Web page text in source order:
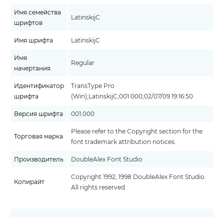
Имя семейства
шрифтов
LatinskijC
Имя шрифта LatinskijC
Имя
начертания
Regular
Идентификатор
шрифта
TransType Pro
(Win);LatinskijC;001.000;02/07/09 19:16:50
Версия шрифта 001.000
Торговая марка
Please refer to the Copyright section for the
font trademark attribution notices.
Производитель DoubleAlex Font Studio
Копирайт
Copyright 1992, 1998 DoubleAlex Font Studio.
All rights reserved.